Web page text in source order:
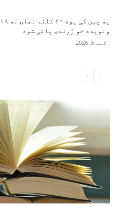
ولوېده خو ژوندۍ پاتې شوه
اګست 6, 2026